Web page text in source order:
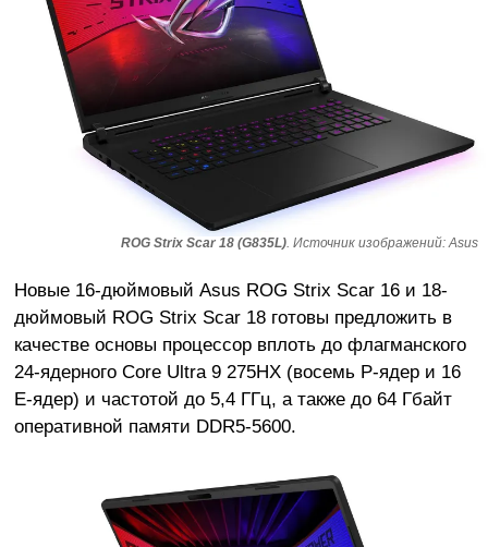
ROG Strix Scar 18 (G835L). Источник изображений: Asus
Новые 16-дюймовый Asus ROG Strix Scar 16 и 18-
дюймовый ROG Strix Scar 18 готовы предложить в
качестве основы процессор вплоть до флагманского
24-ядерного Core Ultra 9 275HX (восемь P-ядер и 16
E-ядер) и частотой до 5,4 ГГц, а также до 64 Гбайт
оперативной памяти DDR5-5600.